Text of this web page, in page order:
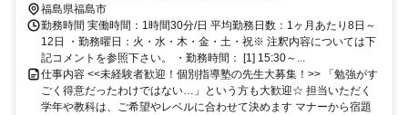
分 曽根田駅より徒歩7分
福島県福島市
勤務時間 実働時間：1時間30分/日 平均勤務日数：1ヶ月あたり8日～
12日 ・勤務曜日：火・水・木・金・土・祝※ 注釈内容については下
記コメントを参照下さい。 ・勤務時間： [1] 15:30～...
仕事内容 <<未経験者歓迎！個別指導塾の先生大募集！>> 「勉強がす
ごく得意だったわけではない…」という方も大歓迎☆ 担当いただく
学年や教科は、ご希望やレベルに合わせて決めます マナーから宿題